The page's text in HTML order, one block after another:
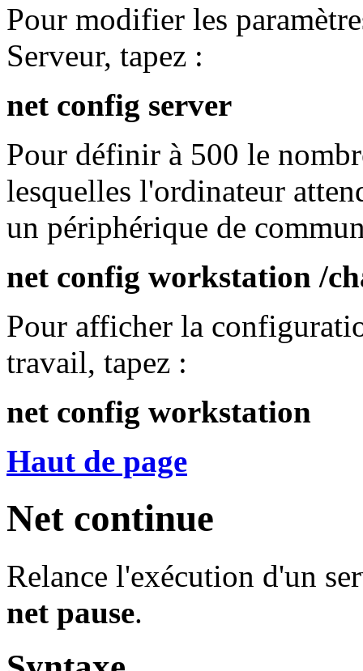
Pour modifier les
Serveur, tapez :
net config server
Pour définir à 500 le
lesquelles l'ordinateur
un périphérique de
net config workstation /
Pour afficher la
travail, tapez :
net config workstation
Haut de page
Net continue
Relance l'exécution d'un
net pause.